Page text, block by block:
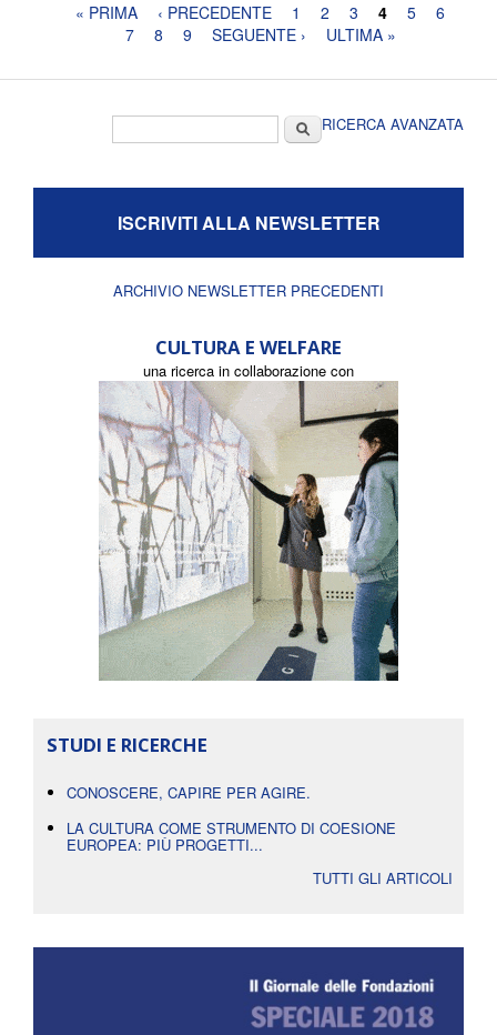
Pagine« PRIMA ‹ PRECEDENTE 1 2 3 4 5
6
7
8 9 SEGUENTE › ULTIMA »
CercaRICERCA AVANZATA
ISCRIVITI ALLA NEWSLETTER
ARCHIVIO NEWSLETTER PRECEDENTI
CULTURA E WELFARE
una ricerca in collaborazione con
STUDI E RICERCHE
CONOSCERE, CAPIRE PER AGIRE.
LA CULTURA COME STRUMENTO DI COESIONE
EUROPEA: PIÙ PROGETTI...
TUTTI GLI ARTICOLI